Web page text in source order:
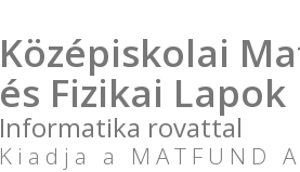
Középiskolai
és Fizikai Lapok
Informatika rovattal
Kiadja a MATFUND